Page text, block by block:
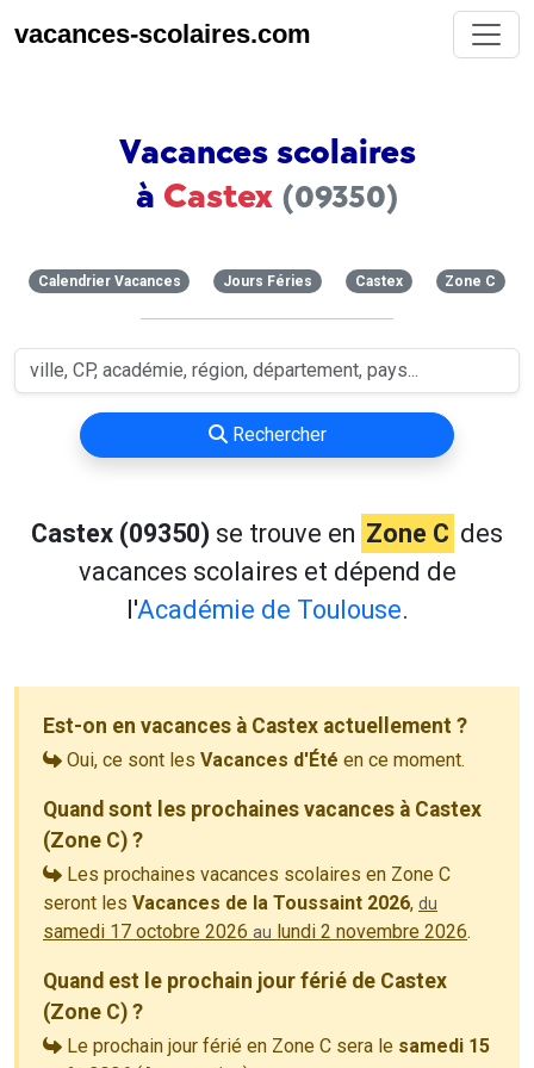
vacances-scolaires.com
Vacances scolaires
à Castex (09350)
Calendrier Vacances Jours Féries Castex Zone C
Rechercher
Castex (09350) se trouve en Zone C des
vacances scolaires et dépend de
l'Académie de Toulouse.
Est-on en vacances à Castex actuellement ?
Oui, ce sont les Vacances d'Été en ce moment.
Quand sont les prochaines vacances à Castex
(Zone C) ?
Les prochaines vacances scolaires en Zone C
seront les Vacances de la Toussaint 2026, du
samedi 17 octobre 2026 au lundi 2 novembre 2026.
Quand est le prochain jour férié de Castex
(Zone C) ?
Le prochain jour férié en Zone C sera le samedi 15